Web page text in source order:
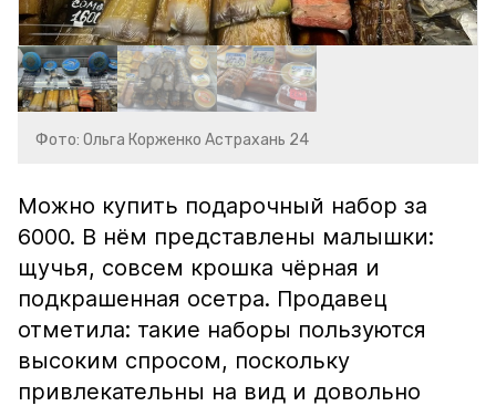
Фото: Ольга Корженко Астрахань 24
Можно купить подарочный набор за
6000. В нём представлены малышки:
щучья, совсем крошка чёрная и
подкрашенная осетра. Продавец
отметила: такие наборы пользуются
высоким спросом, поскольку
привлекательны на вид и довольно